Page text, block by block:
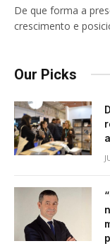
De que forma a
crescimento e
Our Picks